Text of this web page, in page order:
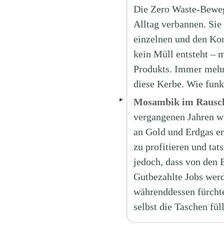
Die Zero Waste-
Alltag verbannen.
einzelnen und den
kein Müll entsteht –
Produkts. Immer
diese Kerbe. Wie
Mosambik im
vergangenen Jahren
an Gold und Erdgas
zu profitieren und
jedoch, dass von
Gutbezahlte Jobs
währenddessen
selbst die Taschen